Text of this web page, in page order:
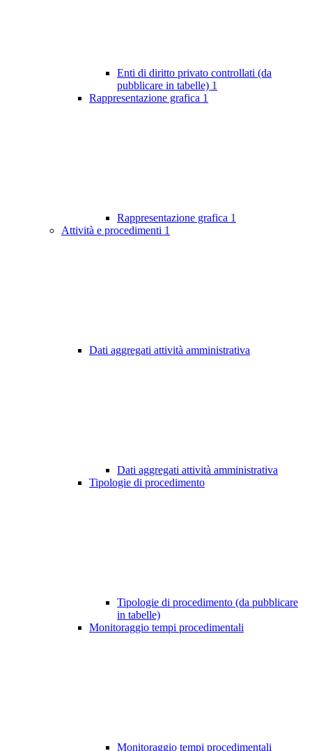
Enti di diritto privato controllati (da
pubblicare in tabelle) 1
Rappresentazione grafica 1
Rappresentazione grafica 1
Attività e procedimenti 1
Dati aggregati attività amministrativa
Dati aggregati attività amministrativa
Tipologie di procedimento
Tipologie di procedimento (da pubblicare
in tabelle)
Monitoraggio tempi procedimentali
Monitoraggio tempi procedimentali